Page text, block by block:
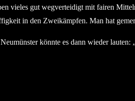
vieles gut wegverteidigt mit fairen
in den Zweikämpfen. Man hat
könnte es dann wieder